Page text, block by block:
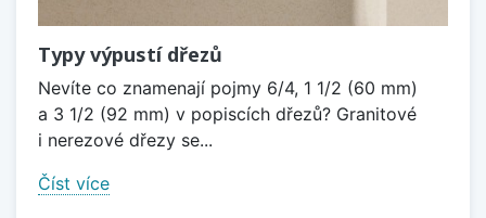
Typy výpustí dřezů
Nevíte co znamenají pojmy 6/4, 1 1/2 (60 mm)
a 3 1/2 (92 mm) v popiscích dřezů? Granitové
i nerezové dřezy se...
Číst více